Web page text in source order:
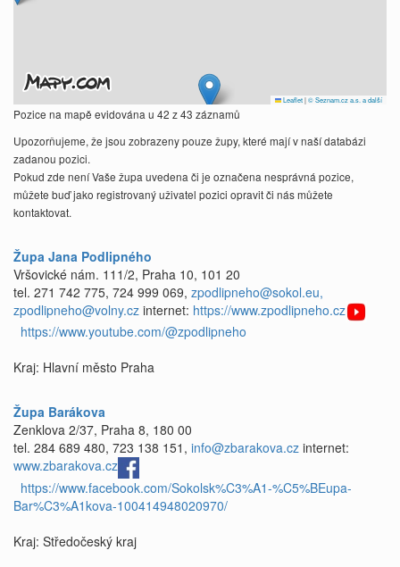
Leaflet|© Seznam.cz a.s. a další
Pozice na mapě evidována u 42 z 43 záznamů
Upozorňujeme, že jsou zobrazeny pouze župy, které mají v naší databázi
zadanou pozici.
Pokud zde není Vaše župa uvedena či je označena nesprávná pozice,
můžete buď jako registrovaný uživatel pozici opravit či nás můžete
kontaktovat.
Župa Jana Podlipného
Vršovické nám. 111/2, Praha 10, 101 20
tel. 271 742 775, 724 999 069, zpodlipneho@sokol.eu,
zpodlipneho@volny.cz internet: https://www.zpodlipneho.cz
https://www.youtube.com/@zpodlipneho
Kraj: Hlavní město Praha
Župa Barákova
Zenklova 2/37, Praha 8, 180 00
tel. 284 689 480, 723 138 151, info@zbarakova.cz internet:
www.zbarakova.cz
https://www.facebook.com/Sokolsk%C3%A1-%C5%BEupa-
Bar%C3%A1kova-100414948020970/
Kraj: Středočeský kraj